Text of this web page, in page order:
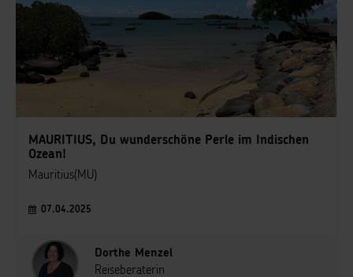
MAURITIUS, Du wunderschöne Perle im Indischen
Ozean!
Mauritius(MU)
07.04.2025
Dorthe Menzel
Reiseberaterin